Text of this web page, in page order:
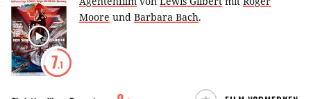
7.1
Moore und Barbara Bach.